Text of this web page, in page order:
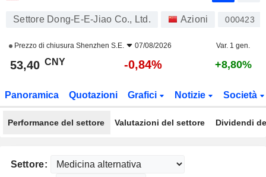
Settore Dong-E-E-Jiao Co., Ltd. Azioni 000423
Prezzo di chiusura Shenzhen S.E. 07/08/2026 Var. 1 gen.
53,40 CNY -0,84% +8,80%
Panoramica Quotazioni Grafici Notizie Società
Performance del settore Valutazioni del settore Dividendi
Settore: